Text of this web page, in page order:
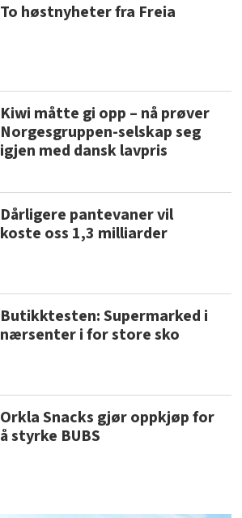
To høstnyheter fra Freia
Kiwi måtte gi opp – nå prøver
Norgesgruppen-selskap seg
igjen med dansk lavpris
Dårligere pantevaner vil
koste oss 1,3 milliarder
Butikktesten: Supermarked i
nærsenter i for store sko
Orkla Snacks gjør oppkjøp for
å styrke BUBS